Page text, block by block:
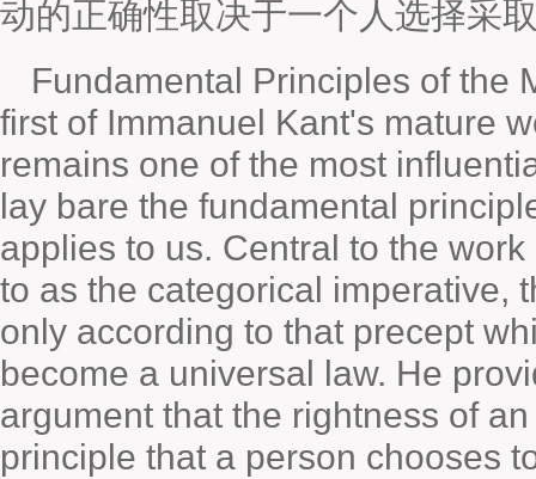
动的正确性取决于一个人选择采
Fundamental Principles of the
first of Immanuel Kant's mature
remains one of the most
lay bare the fundamental
applies to us. Central to the
to as the categorical imperative,
only according to that precept
become a universal law. He
argument that the rightness of
principle that a person chooses